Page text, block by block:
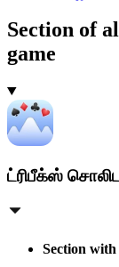
Section of
game
ட்ரிபீக்ஸ்
Section with